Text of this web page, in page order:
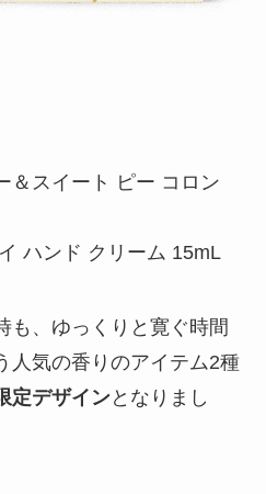
＆スイート ピー コロン
ハンド クリーム 15mL
も、ゆっくりと寛ぐ時間
人気の香りのアイテム2種
定デザインとなりまし